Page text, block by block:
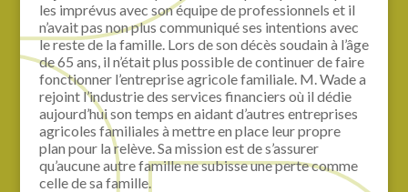
les imprévus avec son équipe de professionnels et il
n’avait pas non plus communiqué ses intentions avec
le reste de la famille. Lors de son décès soudain à l’âge
de 65 ans, il n’était plus possible de continuer de faire
fonctionner l’entreprise agricole familiale. M. Wade a
rejoint l’industrie des services financiers où il dédie
aujourd’hui son temps en aidant d’autres entreprises
agricoles familiales à mettre en place leur propre
plan pour la relève. Sa mission est de s’assurer
qu’aucune autre famille ne subisse une perte comme
celle de sa famille.